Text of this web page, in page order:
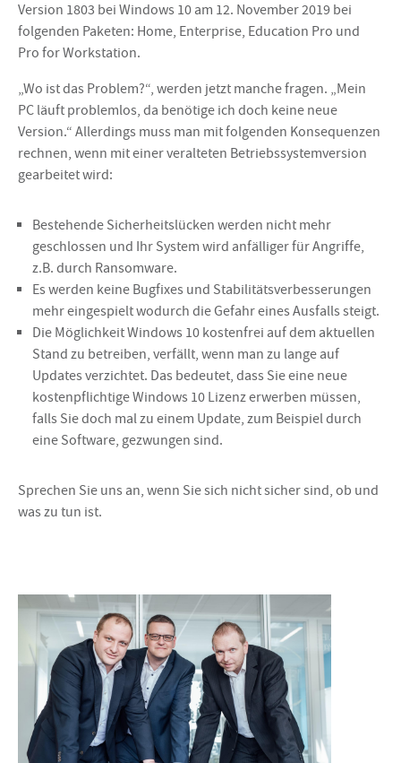
Version 1803 bei Windows 10 am 12. November 2019 bei
folgenden Paketen: Home, Enterprise, Education Pro und
Pro for Workstation.
„Wo ist das Problem?“, werden jetzt manche fragen. „Mein
PC läuft problemlos, da benötige ich doch keine neue
Version.“ Allerdings muss man mit folgenden Konsequenzen
rechnen, wenn mit einer veralteten Betriebssystemversion
gearbeitet wird:
Bestehende Sicherheitslücken werden nicht mehr
geschlossen und Ihr System wird anfälliger für Angriffe,
z.B. durch Ransomware.
Es werden keine Bugfixes und Stabilitätsverbesserungen
mehr eingespielt wodurch die Gefahr eines Ausfalls steigt.
Die Möglichkeit Windows 10 kostenfrei auf dem aktuellen
Stand zu betreiben, verfällt, wenn man zu lange auf
Updates verzichtet. Das bedeutet, dass Sie eine neue
kostenpflichtige Windows 10 Lizenz erwerben müssen,
falls Sie doch mal zu einem Update, zum Beispiel durch
eine Software, gezwungen sind.
Sprechen Sie uns an, wenn Sie sich nicht sicher sind, ob und
was zu tun ist.